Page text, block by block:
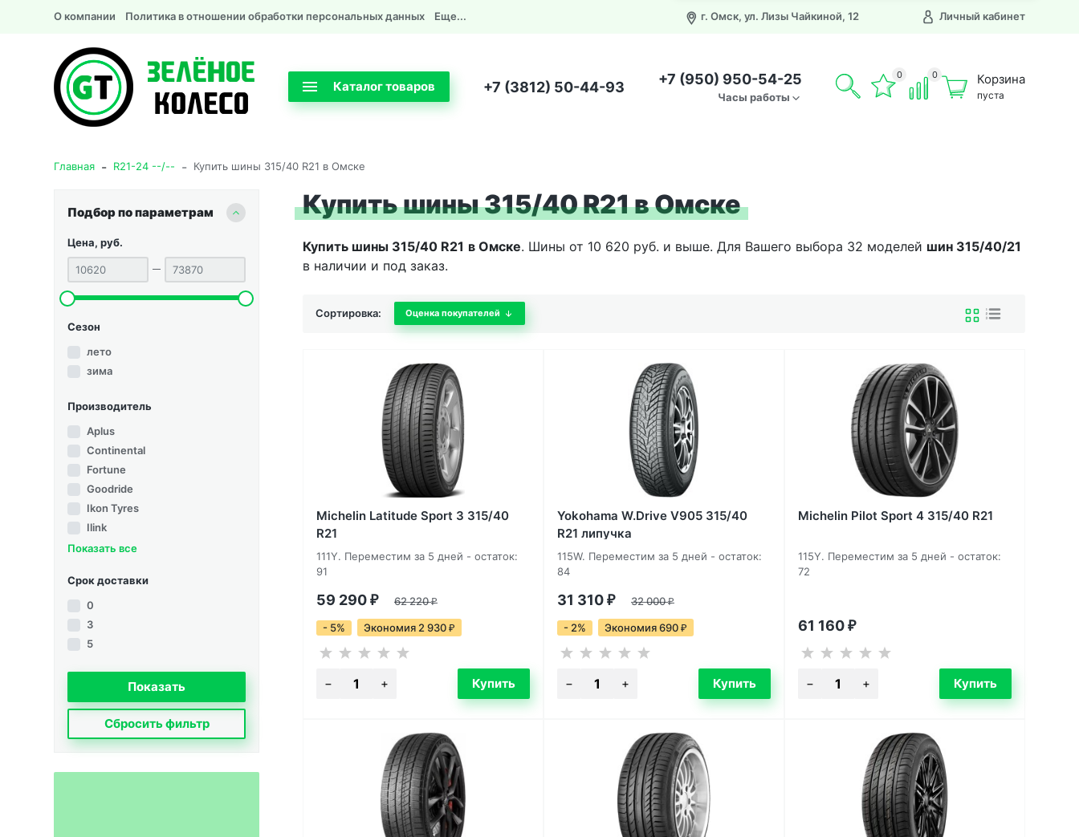
О компании Политика в отношении обработки персональных данных Еще... г. Омск, ул. Лизы Чайкиной, 12 Личный кабинет
Каталог товаров +7 (3812) 50-44-93 +7 (950) 950-54-25
Часы работы
0 0 Корзина
пуста
Главная - R21-24 --/-- - Купить шины 315/40 R21 в Омске
Подбор по параметрам
Цена, руб.
Сезон
лето
зима
Производитель
Aplus
Continental
Fortune
Goodride
Ikon Tyres
Ilink
Показать все
Срок доставки
0
3
5
Сбросить фильтр
Купить шины 315/40 R21 в Омске
Купить шины 315/40 R21 в Омске. Шины от 10 620 руб. и выше. Для Вашего выбора 32 моделей шин 315/40/21
в наличии и под заказ.
Сортировка: Оценка покупателей
Michelin Latitude Sport 3 315/40
R21
111Y. Переместим за 5 дней - остаток:
91
59 290 ₽ 62 220₽
- 5% Экономия 2 930 ₽
Yokohama W.Drive V905 315/40
R21 липучка
115W. Переместим за 5 дней - остаток:
84
31 310 ₽ 32 000₽
- 2% Экономия 690 ₽
Michelin Pilot Sport 4 315/40 R21
115Y. Переместим за 5 дней - остаток:
72
61 160 ₽